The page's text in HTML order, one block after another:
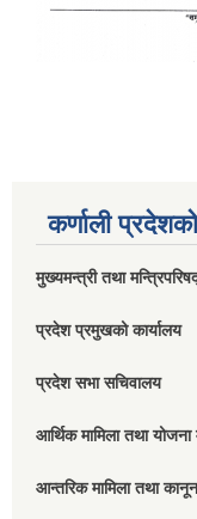
कर्णाली
मुख्यमन्त्री तथा
प्रदेश प्रमुखको कार्यालय
प्रदेश सभा सचिवालय
आर्थिक मामिला तथा योजना
आन्तरिक मामिला तथा